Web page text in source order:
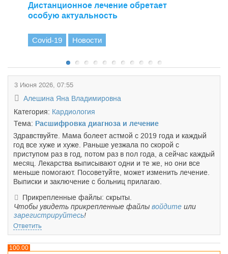
Дистанционное лечение обретает
особую актуальность
Covid-19 Новости
3 Июня 2026, 07:55
Алешина Яна Владимировна
Категория: Кардиология
Тема: Расшифровка диагноза и лечение
Здравствуйте. Мама болеет астмой с 2019 года и каждый
год все хуже и хуже. Раньше уезжала по скорой с
приступом раз в год, потом раз в пол года, а сейчас каждый
месяц. Лекарства выписывают одни и те же, но они все
меньше помогают. Посоветуйте, может изменить лечение.
Выписки и заключение с больниц прилагаю.
Прикрепленные файлы: скрыты.
Чтобы увидеть прикрепленные файлы войдите или
зарегистрируйтесь!
Ответить
100.00